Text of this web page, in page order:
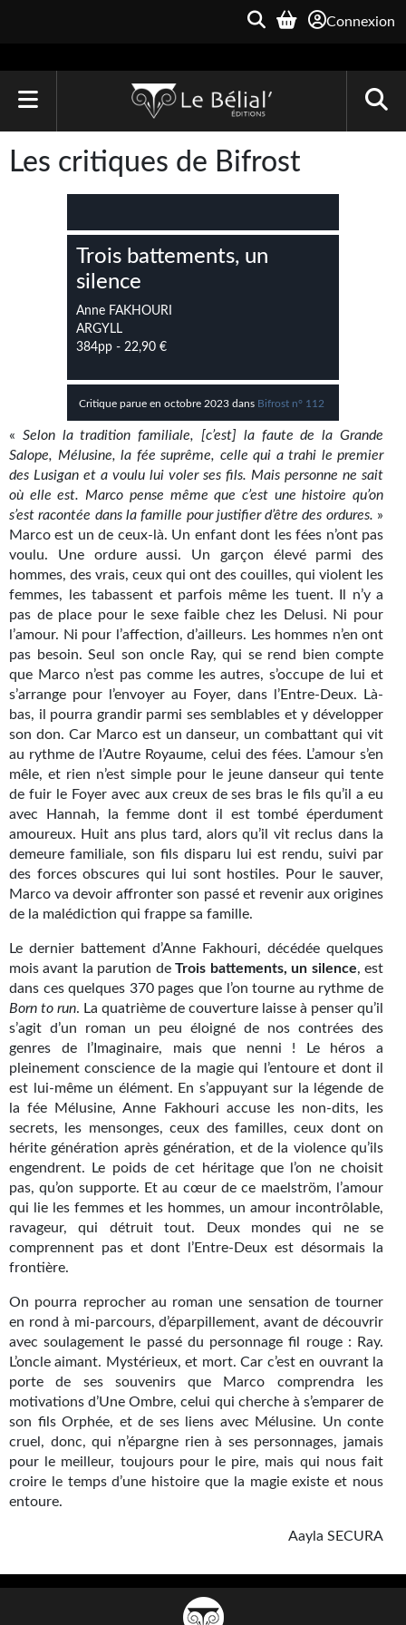
Connexion
Le Bélial'
Une Heure-Lumière
Archive du Futur
Parallaxe
Quarante-Deux
Kvasar
Pulps
Wotan
Étoiles vives
Yellow Submarine
NUMÉRIQUE
Romans et recueils
Une Heure-Lumière
Nouvelles
Bifrost
Livres audio
Gratuit
Sans DRM
BIFROST
Tous les numéros
En numérique
S'abonner
Les critiques
Le blog
Le prix des lecteurs
GOODIES
Goodies Gotland
Tirages d’art Une Heure-Lumière
PLUS
À paraître
Revue de presse
Récompenses
Newsletter
Le Bélial' sur Youtube
Les critiques de Bifrost
Trois battements, un
silence
Anne FAKHOURI
ARGYLL
384pp - 22,90 €
Critique parue en octobre 2023 dans Bifrost n° 112
« Selon la tradition familiale, [c’est] la faute de la Grande
Salope, Mélusine, la fée suprême, celle qui a trahi le premier
des Lusigan et a voulu lui voler ses fils. Mais personne ne sait
où elle est. Marco pense même que c’est une histoire qu’on
s’est racontée dans la famille pour justifier d’être des ordures. »
Marco est un de ceux-là. Un enfant dont les fées n’ont pas
voulu. Une ordure aussi. Un garçon élevé parmi des
hommes, des vrais, ceux qui ont des couilles, qui violent les
femmes, les tabassent et parfois même les tuent. Il n’y a
pas de place pour le sexe faible chez les Delusi. Ni pour
l’amour. Ni pour l’affection, d’ailleurs. Les hommes n’en ont
pas besoin. Seul son oncle Ray, qui se rend bien compte
que Marco n’est pas comme les autres, s’occupe de lui et
s’arrange pour l’envoyer au Foyer, dans l’Entre-Deux. Là-
bas, il pourra grandir parmi ses semblables et y développer
son don. Car Marco est un danseur, un combattant qui vit
au rythme de l’Autre Royaume, celui des fées. L’amour s’en
mêle, et rien n’est simple pour le jeune danseur qui tente
de fuir le Foyer avec aux creux de ses bras le fils qu’il a eu
avec Hannah, la femme dont il est tombé éperdument
amoureux. Huit ans plus tard, alors qu’il vit reclus dans la
demeure familiale, son fils disparu lui est rendu, suivi par
des forces obscures qui lui sont hostiles. Pour le sauver,
Marco va devoir affronter son passé et revenir aux origines
de la malédiction qui frappe sa famille.
Le dernier battement d’Anne Fakhouri, décédée quelques
mois avant la parution deTrois battements, un silence, est
dans ces quelques 370 pages que l’on tourne au rythme de
Born to run. La quatrième de couverture laisse à penser qu’il
s’agit d’un roman un peu éloigné de nos contrées des
genres de l’Imaginaire, mais que nenni ! Le héros a
pleinement conscience de la magie qui l’entoure et dont il
est lui-même un élément. En s’appuyant sur la légende de
la fée Mélusine, Anne Fakhouri accuse les non-dits, les
secrets, les mensonges, ceux des familles, ceux dont on
hérite génération après génération, et de la violence qu’ils
engendrent. Le poids de cet héritage que l’on ne choisit
pas, qu’on supporte. Et au cœur de ce maelström, l’amour
qui lie les femmes et les hommes, un amour incontrôlable,
ravageur, qui détruit tout. Deux mondes qui ne se
comprennent pas et dont l’Entre-Deux est désormais la
frontière.
On pourra reprocher au roman une sensation de tourner
en rond à mi-parcours, d’éparpillement, avant de découvrir
avec soulagement le passé du personnage fil rouge : Ray.
L’oncle aimant. Mystérieux, et mort. Car c’est en ouvrant la
porte de ses souvenirs que Marco comprendra les
motivations d’Une Ombre, celui qui cherche à s’emparer de
son fils Orphée, et de ses liens avec Mélusine. Un conte
cruel, donc, qui n’épargne rien à ses personnages, jamais
pour le meilleur, toujours pour le pire, mais qui nous fait
croire le temps d’une histoire que la magie existe et nous
entoure.
Aayla SECURA